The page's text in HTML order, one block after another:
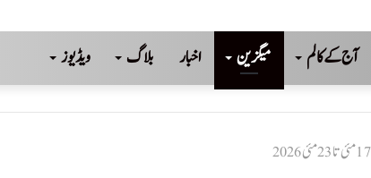
آج کے کالم میگزین اخبار بلاگ ویڈیوز